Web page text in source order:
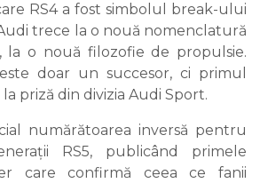
RS4 a fost simbolul break-ului
trece la o nouă nomenclatură
la o nouă filozofie de propulsie.
doar un succesor, ci primul
priză din divizia Audi Sport.
numărătoarea inversă pentru
RS5, publicând primele
care confirmă ceea ce fanii